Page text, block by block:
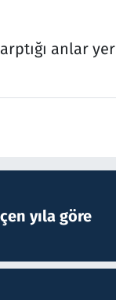
anlar yer
yıla göre